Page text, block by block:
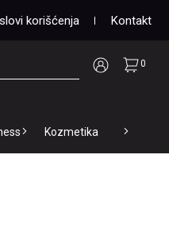
korišćenja Kontakt
0
Kozmetika